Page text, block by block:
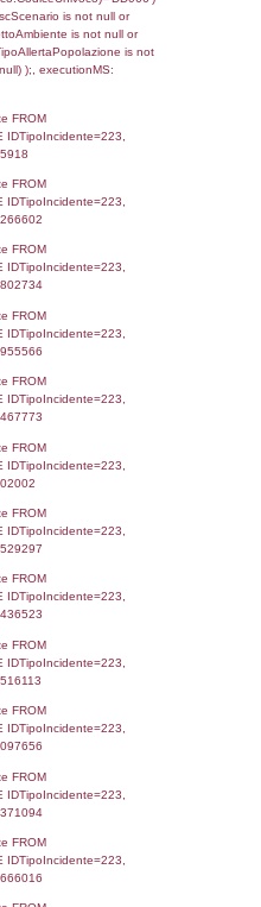
f_territori_limitrofi
ON
=
AND
ON
=
=